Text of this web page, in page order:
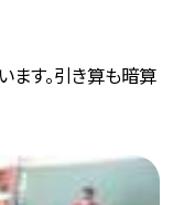
ます。引き算も暗算